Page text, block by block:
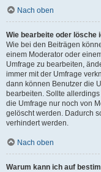
Nach oben
Wie bearbeite oder lösche
Wie bei den Beiträgen
einem Moderator oder
Umfrage zu bearbeiten,
immer mit der Umfrage
dann können Benutzer die
bearbeiten. Sollte
die Umfrage nur noch von
gelöscht werden. Dadurch
verhindert werden.
Nach oben
Warum kann ich auf